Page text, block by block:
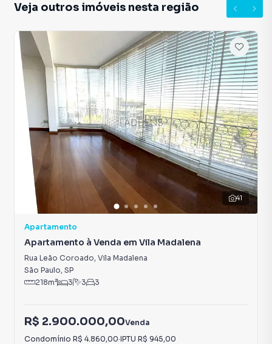
Veja outros imóveis nesta região
41
Apartamento
Apartamento à Venda em Vila Madalena
Rua Leão Coroado, Vila Madalena
São Paulo, SP
218m² 3 3 3
R$ 2.900.000,00Venda
Condomínio R$ 4.860,00·IPTU R$ 945,00